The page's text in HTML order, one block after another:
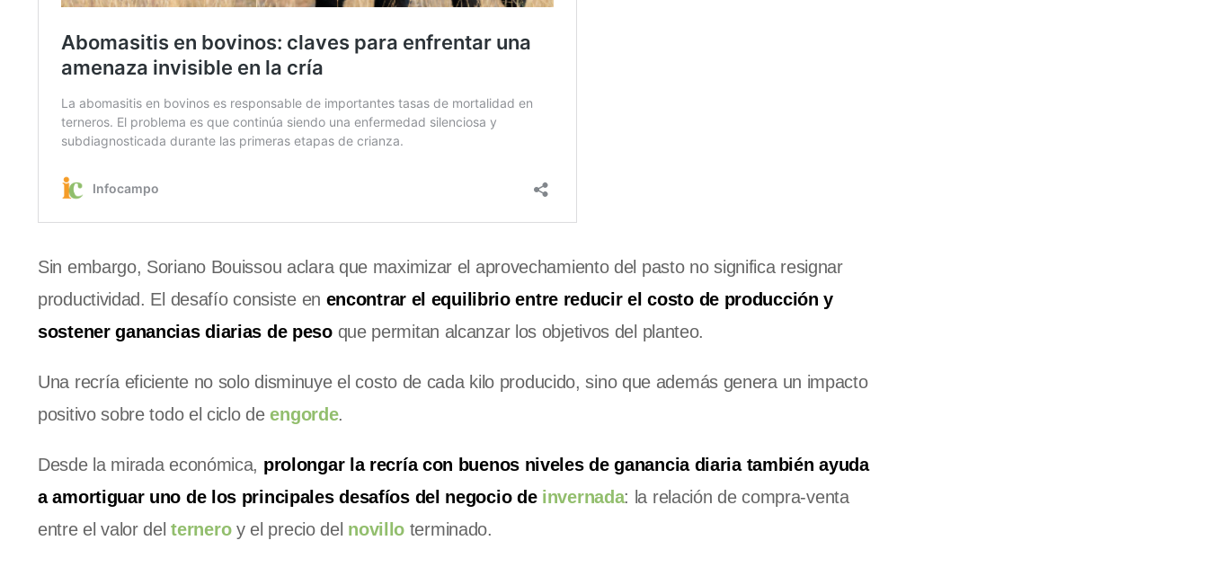
Sin embargo, Soriano Bouissou aclara que maximizar el aprovechamiento del pasto no significa resignar
productividad. El desafío consiste en encontrar el equilibrio entre reducir el costo de producción y
sostener ganancias diarias de pesoque permitan alcanzar los objetivos del planteo.
Una recría eficiente no solo disminuye el costo de cada kilo producido, sino que además genera un impacto
positivo sobre todo el ciclo deengorde.
Desde la mirada económica, prolongar la recría con buenos niveles de ganancia diaria también ayuda
a amortiguar uno de los principales desafíos del negocio de invernada: la relación de compra-venta
entre el valor delterneroy el precio del novillo terminado.